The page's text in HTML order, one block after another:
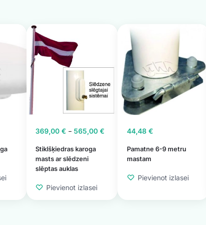
Stiklšķiedras karoga
masts ar slēdzeni
slēptas auklas
369,00€ – 565,00€
Pievienot izlasei
Pamatne 6-9 metru
mastam
44,48 €
Pievienot izlasei